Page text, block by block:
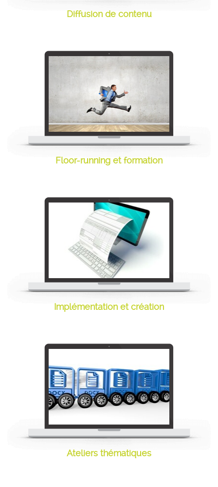
Diffusion de contenu de
Diffusion de contenu
Floor-running et
Floor-running et formation
Implémentation et
Implémentation et création
Ateliers thématiques